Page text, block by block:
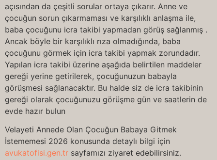
açısından da çeşitli sorular ortaya çıkarır. Anne ve
çocuğun sorun çıkarmaması ve karşılıklı anlaşma ile,
baba çocuğunu icra takibi yapmadan görüş sağlanmış .
Ancak böyle bir karşılıklı rıza olmadığında, baba
çocuğunu görmek için icra takibi yapmak zorundadır.
Yapılan icra takibi üzerine aşağıda belirtilen maddeler
gereği yerine getirilerek, çocuğunuzun babayla
görüşmesi sağlanacaktır. Bu halde siz de icra takibinin
gereği olarak çocuğunuzu görüşme gün ve saatlerin de
evde hazır bulun
Velayeti Annede Olan Çocuğun Babaya Gitmek
İstememesi 2026 konusunda detaylı bilgi için
avukatofisi.gen.tr sayfamızı ziyaret edebilirsiniz.